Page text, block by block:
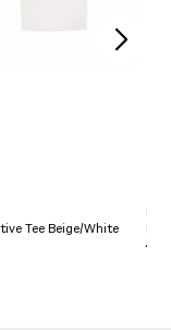
Tee Beige/White
Pre